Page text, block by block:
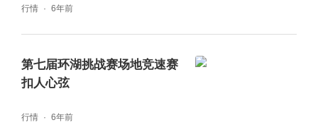
随后的发言环节中靳力表示，在同期举行的第
行情 6年前
第七届环湖挑战赛场地竞速赛
扣人心弦
行情 6年前